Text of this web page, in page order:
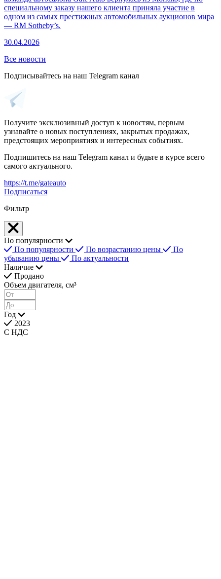
специальному заказу нашего клиента приняла участие в
одном из самых престижных автомобильных аукционов мира
— RM Sotheby’s.
30.04.2026
Все новости
Подписывайтесь на наш Telegram канал
Получите эксклюзивный доступ к новостям, первым
узнавайте о новых поступлениях, закрытых продажах,
предстоящих мероприятиях и интересных событиях.
Подпишитесь на наш Telegram канал и будьте в курсе всего
самого актуального.
https://t.me/gateauto
Подписаться
Фильтр
По популярности
По популярности
По возрастанию цены
По
убыванию цены
По актуальности
Наличие
Продано
Объем двигателя, см³
Год
2023
С НДС